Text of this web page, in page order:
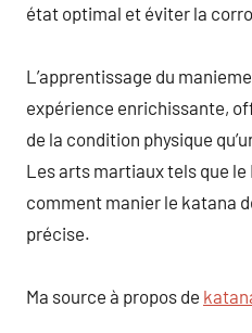
état optimal et éviter la
L’apprentissage du
expérience enrichissante,
de la condition physique
Les arts martiaux tels que
comment manier le katana
précise.
Ma source à propos de